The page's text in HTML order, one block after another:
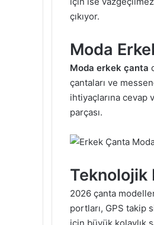
çıkıyor.
Moda
Moda erkek çanta
çantaları ve
ihtiyaçlarına cevap
parçası.
Teknolojik
2026 çanta
portları, GPS takip